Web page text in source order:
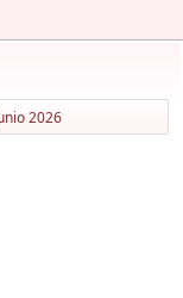
2026